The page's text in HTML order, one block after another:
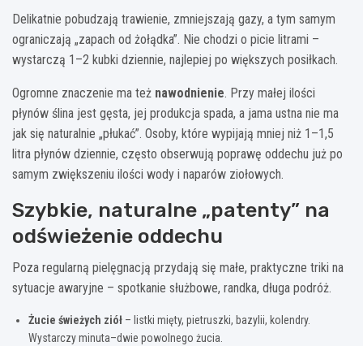
Delikatnie pobudzają trawienie, zmniejszają gazy, a tym samym
ograniczają „zapach od żołądka”. Nie chodzi o picie litrami –
wystarczą 1–2 kubki dziennie, najlepiej po większych posiłkach.
Ogromne znaczenie ma też nawodnienie. Przy małej ilości
płynów ślina jest gęsta, jej produkcja spada, a jama ustna nie ma
jak się naturalnie „płukać”. Osoby, które wypijają mniej niż 1–1,5
litra płynów dziennie, często obserwują poprawę oddechu już po
samym zwiększeniu ilości wody i naparów ziołowych.
Szybkie, naturalne „patenty” na
odświeżenie oddechu
Poza regularną pielęgnacją przydają się małe, praktyczne triki na
sytuacje awaryjne – spotkanie służbowe, randka, długa podróż.
Żucie świeżych ziół – listki mięty, pietruszki, bazylii, kolendry.
Wystarczy minuta–dwie powolnego żucia.